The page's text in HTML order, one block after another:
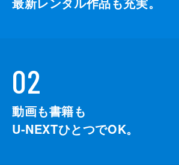
02
動画も書籍も
U-NEXTひとつでOK。